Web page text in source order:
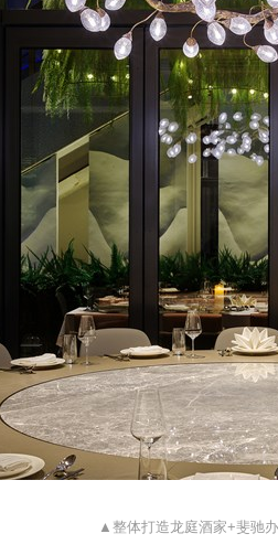
▲整体打造龙庭酒家+斐驰